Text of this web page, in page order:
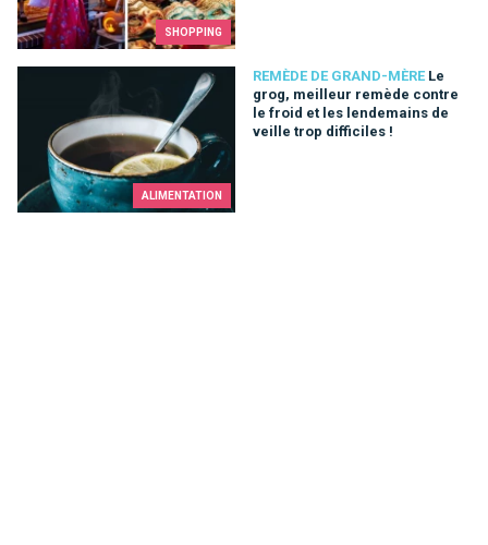
SHOPPING
ALIMENTATION
REMÈDE DE GRAND-MÈRE Le
grog, meilleur remède contre
le froid et les lendemains de
veille trop difficiles !
Le grog, meilleur remède contre le froid et les lendemains